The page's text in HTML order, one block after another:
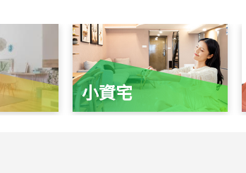
小資宅